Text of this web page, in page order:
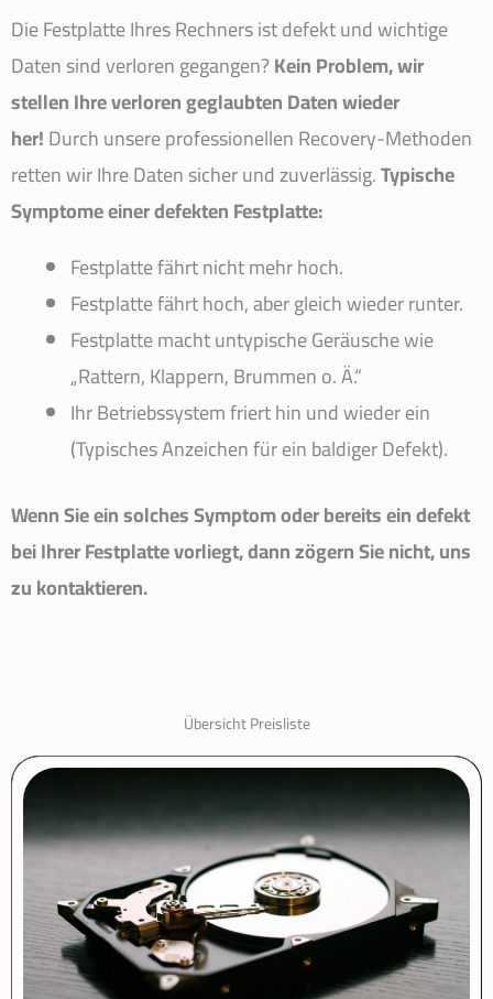
Die Festplatte Ihres Rechners ist defekt und wichtige
Daten sind verloren gegangen?Kein Problem, wir
stellen Ihre verloren geglaubten Daten wieder
her!Durch unsere professionellen Recovery-Methoden
retten wir Ihre Daten sicher und zuverlässig.Typische
Symptome einer defekten Festplatte:
Festplatte fährt nicht mehr hoch.
Festplatte fährt hoch, aber gleich wieder runter.
Festplatte macht untypische Geräusche wie
„Rattern, Klappern, Brummen o. Ä.“
Ihr Betriebssystem friert hin und wieder ein
(Typisches Anzeichen für ein baldiger Defekt).
Wenn Sie ein solches Symptom oder bereits ein defekt
bei Ihrer Festplatte vorliegt, dann zögern Sie nicht, uns
zu kontaktieren.
Übersicht Preisliste